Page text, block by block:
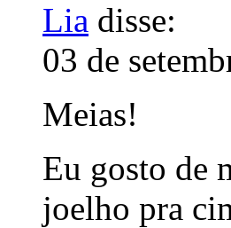
Lia disse:
03 de
Meias!
Eu gosto de
joelho pra